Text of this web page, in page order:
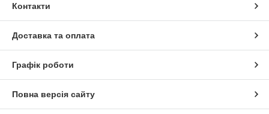
Контакти
Доставка та оплата
Графік роботи
Повна версія сайту